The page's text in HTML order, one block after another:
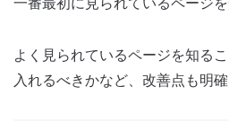
よく見られているページを知る
入れるべきかなど、改善点も明